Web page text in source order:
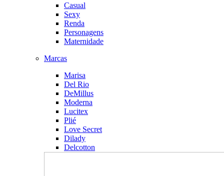
Casual
Sexy
Renda
Personagens
Maternidade
Marcas
Marisa
Del Rio
DeMillus
Moderna
Lucitex
Plié
Love Secret
Dilady
Delcotton